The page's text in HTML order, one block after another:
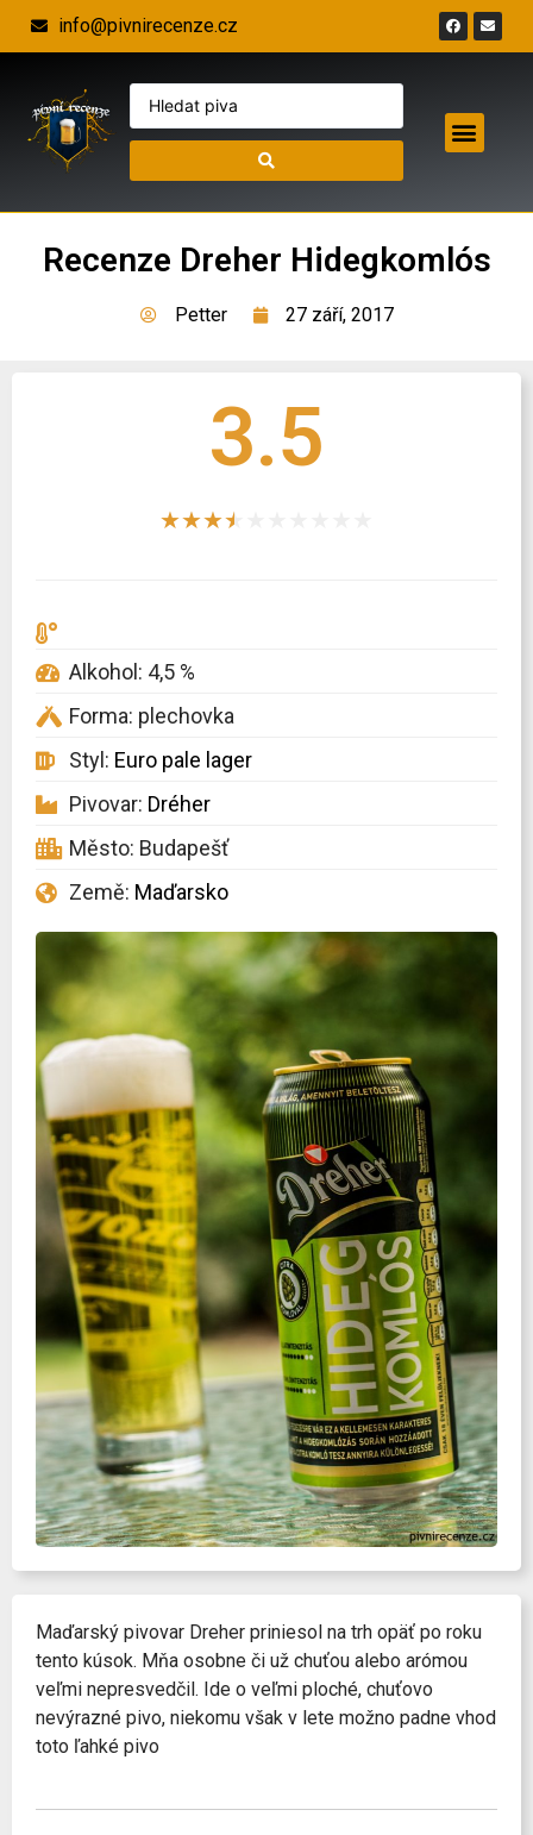
info@pivnirecenze.cz
Recenze Dreher Hidegkomlós
Petter 27 září, 2017
3.5
★★★★
Alkohol: 4,5 %
Forma: plechovka
Styl: Euro pale lager
Pivovar: Dréher
Město: Budapešť
Země: Maďarsko
Maďarský pivovar Dreher priniesol na trh opäť po roku
tento kúsok. Mňa osobne či už chuťou alebo arómou
veľmi nepresvedčil. Ide o veľmi ploché, chuťovo
nevýrazné pivo, niekomu však v lete možno padne vhod
toto ľahké pivo